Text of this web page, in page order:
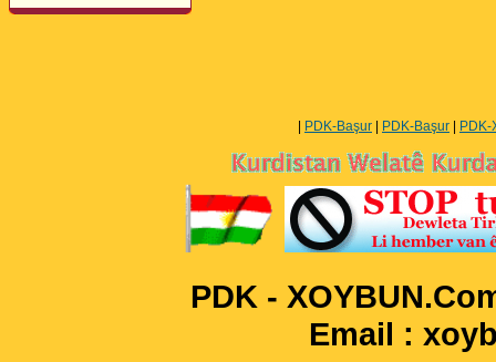
PDK-Başur PDK-Başur
PDK -
Email :